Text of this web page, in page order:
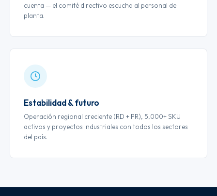
cuenta — el comité directivo escucha al personal de
planta.
Estabilidad & futuro
Operación regional creciente (RD + PR), 5,000+ SKU
activos y proyectos industriales con todos los sectores
del país.